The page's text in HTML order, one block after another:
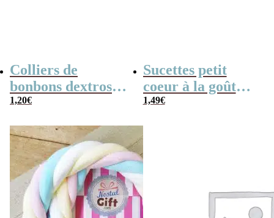
Colliers de
bonbons dextrose
x2
1,20€
Sucettes petit
coeur à la goût
cerise x5
1,49€